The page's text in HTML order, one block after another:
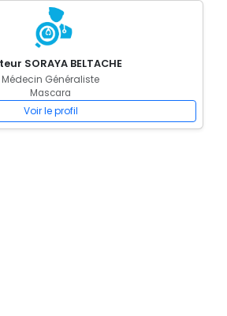
SORAYA BELTACHE
Médecin Généraliste
Mascara
Voir le profil